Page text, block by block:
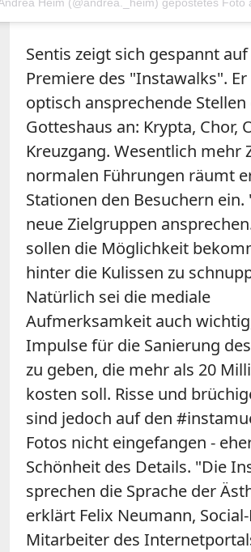
Sentis zeigt sich gespannt
Premiere des "Instawalks".
optisch ansprechende Stellen
Gotteshaus an: Krypta, Chor,
Kreuzgang. Wesentlich mehr
normalen Führungen räumt
Stationen den Besuchern
neue Zielgruppen
sollen die Möglichkeit
hinter die Kulissen zu
Natürlich sei die mediale
Aufmerksamkeit auch
Impulse für die Sanierung
zu geben, die mehr als 20
kosten soll. Risse und
sind jedoch auf den
Fotos nicht eingefangen -
Schönheit des Details. "Die
sprechen die Sprache der
erklärt Felix Neumann,
Mitarbeiter des